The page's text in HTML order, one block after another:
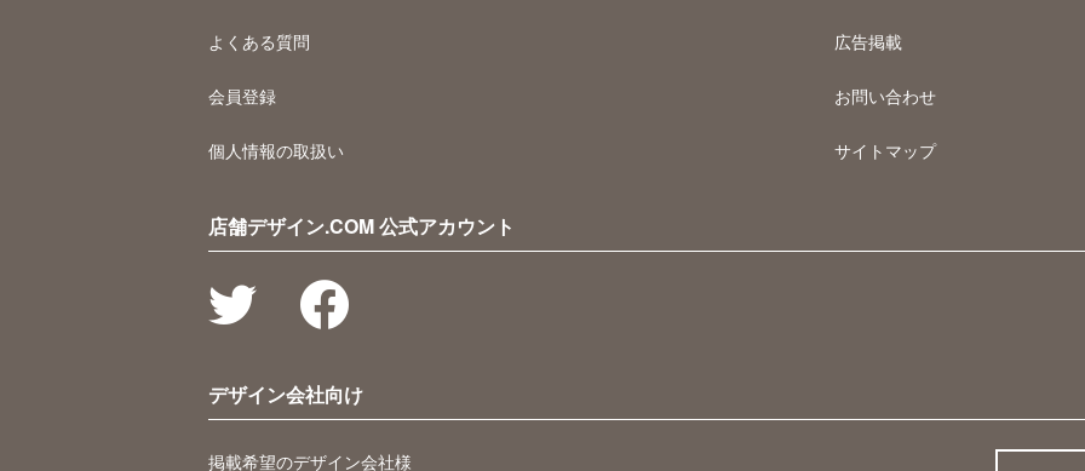
よくある質問
会員登録
個人情報の取扱い
広告掲載
お問い合わせ
サイトマップ
店舗デザイン.COM 公式アカウント
デザイン会社向け
掲載希望のデザイン会社様